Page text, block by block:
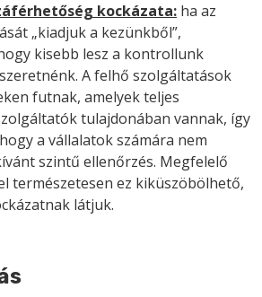
kockázata: ha az
„kiadjuk a kezünkből”,
kisebb lesz a kontrollunk
A felhő szolgáltatások
futnak, amelyek teljes
tulajdonában vannak, így
a vállalatok számára nem
szintű ellenőrzés. Megfelelő
természetesen ez kiküszöbölhető,
látjuk.